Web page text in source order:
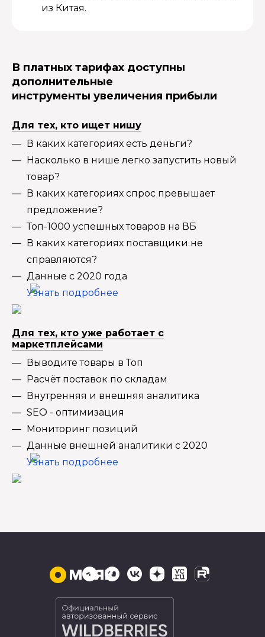
из Китая.
В платных тарифах доступны
дополнительные
инструменты увеличения прибыли
Для тех, кто ищет нишу
В каких категориях есть деньги?
Насколько в нише легко запустить новый
товар?
В каких категориях спрос превышает
предложение?
Топ-1000 успешных товаров на ВБ
В каких категориях поставщики не
справляются?
Данные с 2020 года
Узнать подробнее
Для тех, кто уже работает с
маркетплейсами
Выводите товары в Топ
Расчёт поставок по складам
Внутренняя и внешняя аналитика
SEO - оптимизация
Мониторинг позиций
Данные внешней аналитики с 2020
Узнать подробнее